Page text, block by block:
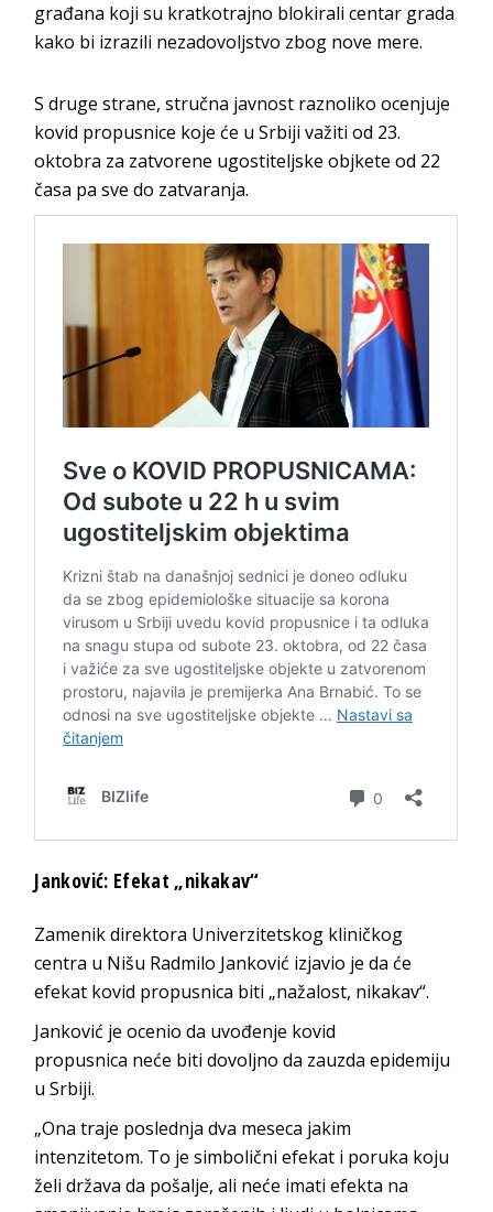
građana koji su kratkotrajno blokirali centar grada
kako bi izrazili nezadovoljstvo zbog nove mere.
S druge strane, stručna javnost raznoliko ocenjuje
kovid propusnice koje će u Srbiji važiti od 23.
oktobra za zatvorene ugostiteljske objkete od 22
časa pa sve do zatvaranja.
Janković: Efekat „nikakav“
Zamenik direktora Univerzitetskog kliničkog
centra u Nišu Radmilo Janković izjavio je da će
efekat kovid propusnica biti „nažalost, nikakav“.
Janković je ocenio da uvođenje kovid
propusnica neće biti dovoljno da zauzda epidemiju
u Srbiji.
„Ona traje poslednja dva meseca jakim
intenzitetom. To je simbolični efekat i poruka koju
želi država da pošalje, ali neće imati efekta na